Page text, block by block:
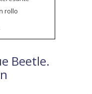
rollo
Beetle.